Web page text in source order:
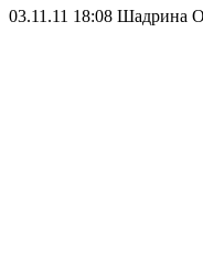
03.11.11 18:08 Шадрина